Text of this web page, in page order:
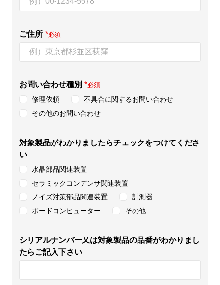
ご住所 *必須
お問い合わせ種別 *必須
修理依頼
不具合に関するお問い合わせ
その他のお問い合わせ
対象製品がわかりましたらチェックをつけてくださ
い
水晶部品関連装置
セラミックコンデンサ関連装置
ノイズ対策部品関連装置
計測器
ボードコンピューター
その他
シリアルナンバー又は対象製品の品番がわかりまし
たらご記入下さい